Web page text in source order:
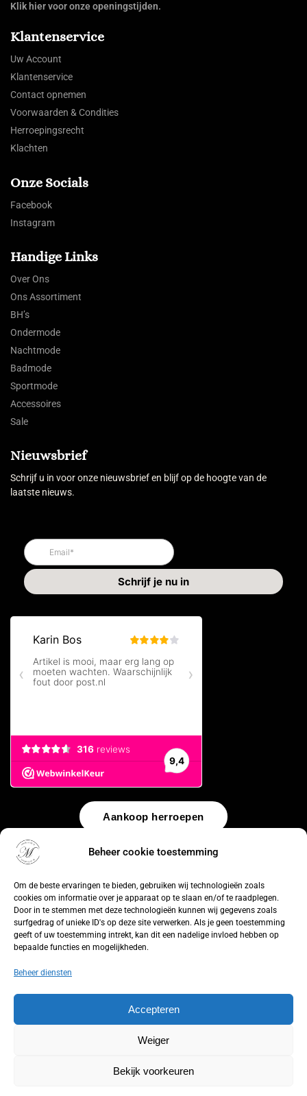
Beheer cookie toestemming
Om de beste ervaringen te bieden, gebruiken wij technologieën zoals
cookies om informatie over je apparaat op te slaan en/of te raadplegen.
Door in te stemmen met deze technologieën kunnen wij gegevens zoals
surfgedrag of unieke ID's op deze site verwerken. Als je geen toestemming
geeft of uw toestemming intrekt, kan dit een nadelige invloed hebben op
bepaalde functies en mogelijkheden.
Beheer diensten
Accepteren
Weiger
Bekijk voorkeuren
Klik hier voor onze openingstijden.
Klantenservice
Uw Account
Klantenservice
Contact opnemen
Voorwaarden & Condities
Herroepingsrecht
Klachten
Onze Socials
Facebook
Instagram
Handige Links
Over Ons
Ons Assortiment
BH’s
Ondermode
Nachtmode
Badmode
Sportmode
Accessoires
Sale
Nieuwsbrief
Schrijf u in voor onze nieuwsbrief en blijf op de hoogte van de
laatste nieuws.
Aankoop herroepen
© 2026 by WebUnlimited–Algemene voorwaarden